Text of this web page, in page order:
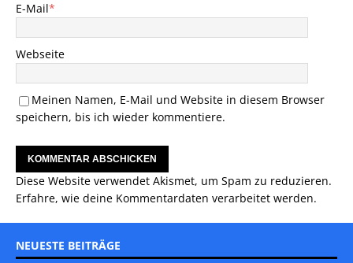
E-Mail*
Webseite
Meinen Namen, E-Mail und Website in diesem Browser
speichern, bis ich wieder kommentiere.
Diese Website verwendet Akismet, um Spam zu reduzieren.
Erfahre, wie deine Kommentardaten verarbeitet werden.
NEUESTE BEITRÄGE